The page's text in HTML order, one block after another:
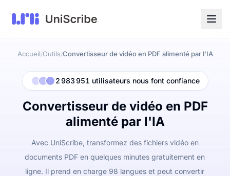
Accueil/Outils/Convertisseur de vidéo en PDF alimenté par l'IA
2 983 951 utilisateurs nous font confiance
Convertisseur de vidéo en PDF
alimenté par l'IA
Avec UniScribe, transformez des fichiers vidéo en
documents PDF en quelques minutes gratuitement en
ligne. Il prend en charge 98 langues et peut convertir